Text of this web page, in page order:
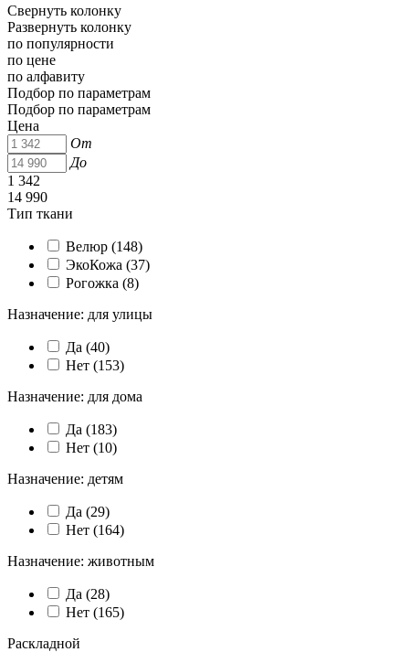
Свернуть колонку
Развернуть колонку
по популярности
по цене
по алфавиту
Подбор по параметрам
Подбор по параметрам
Цена
От
До
1 342
14 990
Тип ткани
Велюр (148)
ЭкоКожа (37)
Рогожка (8)
Назначение: для улицы
Да (40)
Нет (153)
Назначение: для дома
Да (183)
Нет (10)
Назначение: детям
Да (29)
Нет (164)
Назначение: животным
Да (28)
Нет (165)
Раскладной